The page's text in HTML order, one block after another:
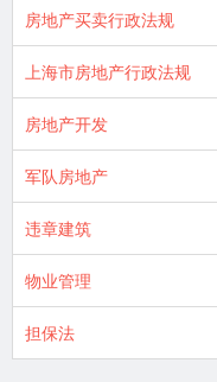
房地产买卖行政法规
上海市房地产行政法规
房地产开发
军队房地产
违章建筑
物业管理
担保法